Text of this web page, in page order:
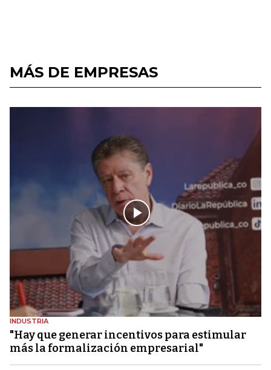
MÁS DE EMPRESAS
INDUSTRIA
"Hay que generar incentivos para estimular
más la formalización empresarial"